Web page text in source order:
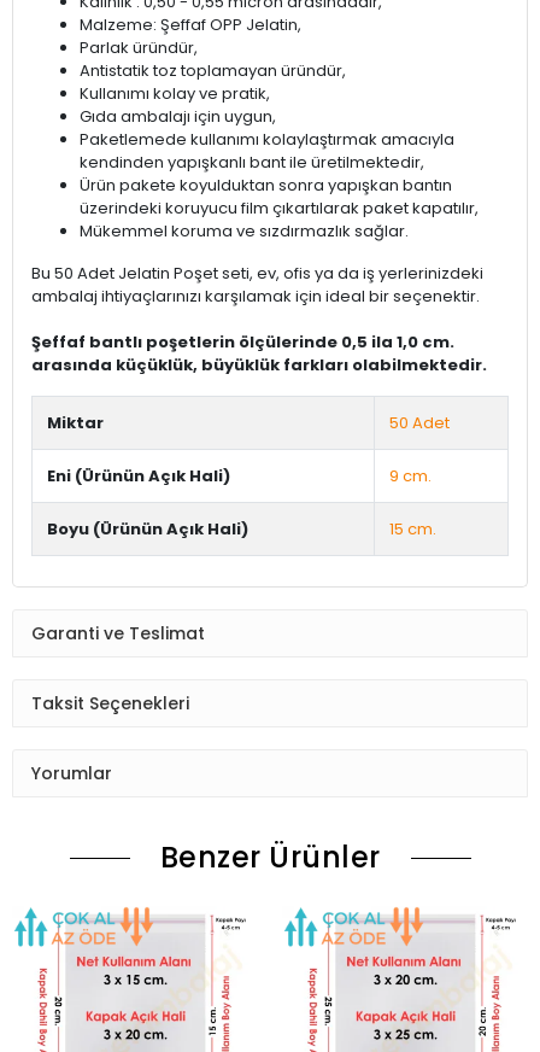
Malzeme: Şeffaf OPP Jelatin,
Parlak üründür,
Antistatik toz toplamayan üründür,
Kullanımı kolay ve pratik,
Gıda ambalajı için uygun,
Paketlemede kullanımı kolaylaştırmak amacıyla
kendinden yapışkanlı bant ile üretilmektedir,
Ürün pakete koyulduktan sonra yapışkan bantın
üzerindeki koruyucu film çıkartılarak paket kapatılır,
Mükemmel koruma ve sızdırmazlık sağlar.
Bu 50 Adet Jelatin Poşet seti, ev, ofis ya da iş yerlerinizdeki
ambalaj ihtiyaçlarınızı karşılamak için ideal bir seçenektir.
Şeffaf bantlı poşetlerin ölçülerinde 0,5 ila 1,0 cm.
arasında küçüklük, büyüklük farkları olabilmektedir.
Miktar 50 Adet
Eni (Ürünün Açık Hali) 9 cm.
Boyu (Ürünün Açık Hali) 15 cm.
Garanti ve Teslimat
Taksit Seçenekleri
Yorumlar
Benzer Ürünler